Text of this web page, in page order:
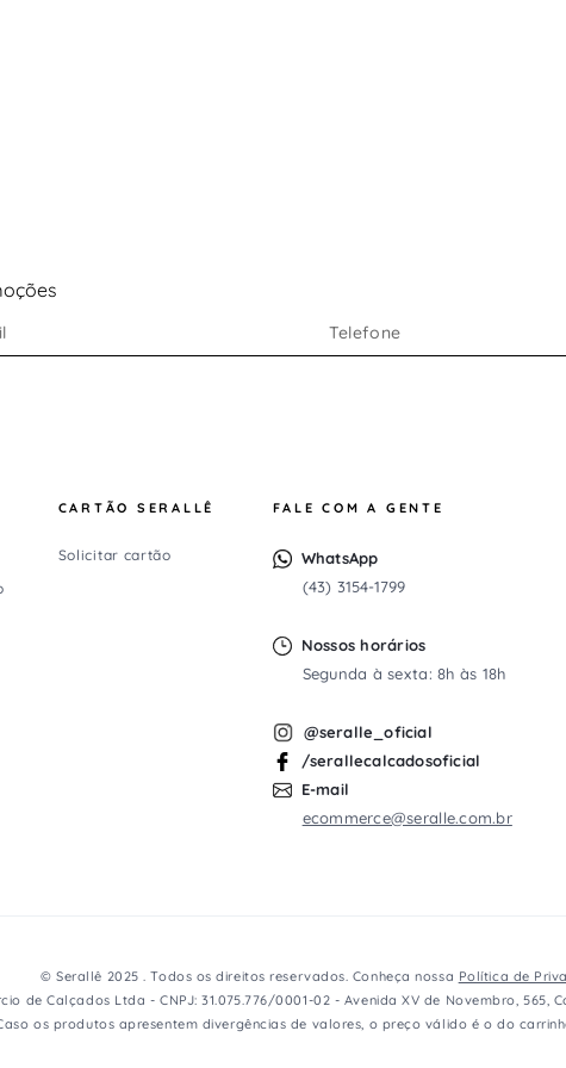
CARTÃO SERALLÊ
Solicitar cartão
FALE COM A GENTE
WhatsApp
(43) 3154-1799
Nossos horários
Segunda à sexta: 8h às 18h
@seralle_oficial
/serallecalcadosoficial
E-mail
ecommerce@seralle.com.br
© Serallê 2025 . Todos os direitos reservados. Conheça nossa Política de
de Calçados Ltda - CNPJ: 31.075.776/0001-02 - Avenida XV de Novembro, 565,
os produtos apresentem divergências de valores, o preço válido é o do